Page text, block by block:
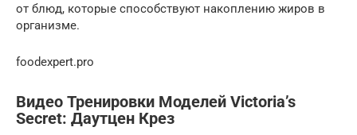
от блюд, которые способствуют накоплению жиров в
организме.
foodexpert.pro
Видео Тренировки Моделей Victoria’s
Secret: Даутцен Крез